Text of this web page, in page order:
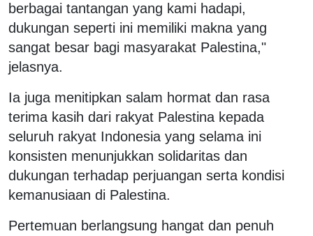
berbagai tantangan yang kami hadapi,
dukungan seperti ini memiliki makna yang
sangat besar bagi masyarakat Palestina,"
jelasnya.
Ia juga menitipkan salam hormat dan rasa
terima kasih dari rakyat Palestina kepada
seluruh rakyat Indonesia yang selama ini
konsisten menunjukkan solidaritas dan
dukungan terhadap perjuangan serta kondisi
kemanusiaan di Palestina.
Pertemuan berlangsung hangat dan penuh